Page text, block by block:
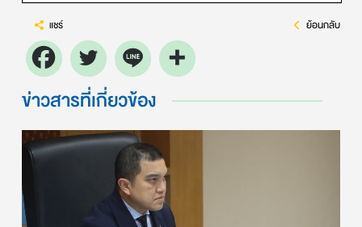
ย้อนกลับ
แชร์
ข่าวสารที่เกี่ยวข้อง